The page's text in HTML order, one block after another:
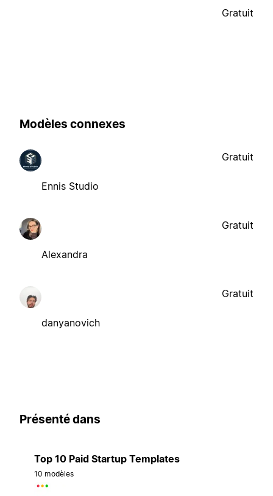
Gratuit
Modèles connexes
Ennis Studio
Gratuit
Alexandra
Gratuit
danyanovich
Gratuit
Présenté dans
Top 10 Paid Startup Templates
10 modèles